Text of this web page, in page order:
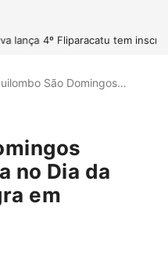
para o Prêmio de Redação e
São Domingos…
no Dia da
em